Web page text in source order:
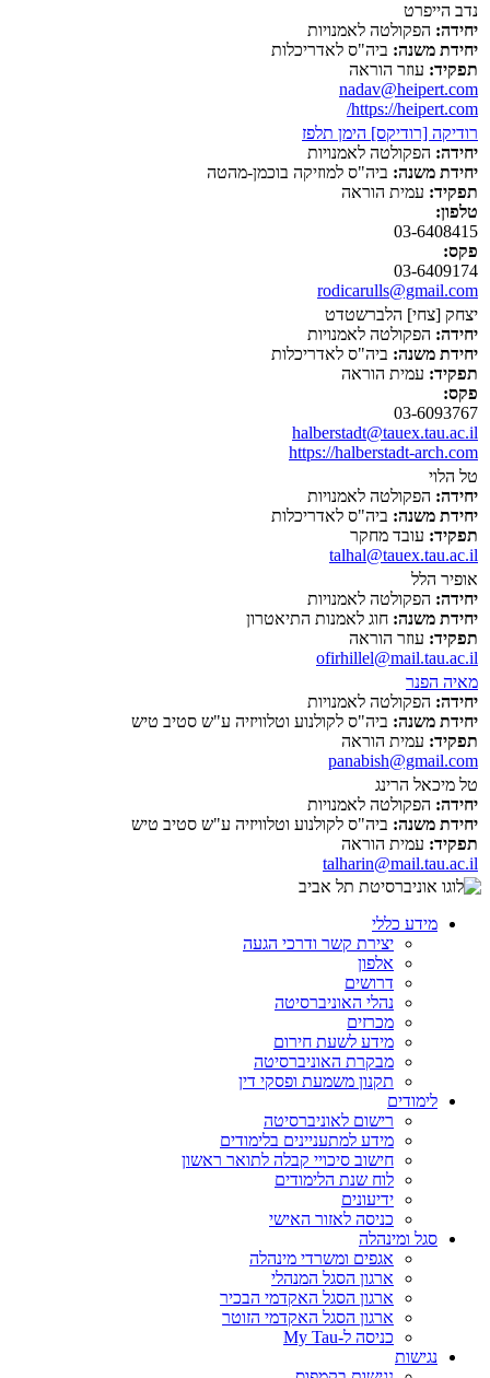
נדב הייפרט
יחידה: הפקולטה לאמנויות
יחידת משנה: ביה"ס לאדריכלות
תפקיד: עוזר הוראה
nadav@heipert.com
https://heipert.com/
רודיקה [רודיקס] הימן תלפז
יחידה: הפקולטה לאמנויות
יחידת משנה: ביה"ס למוזיקה בוכמן-מהטה
תפקיד: עמית הוראה
טלפון:
03-6408415
פקס:
03-6409174
rodicarulls@gmail.com
יצחק [צחי] הלברשטדט
יחידה: הפקולטה לאמנויות
יחידת משנה: ביה"ס לאדריכלות
תפקיד: עמית הוראה
פקס:
03-6093767
halberstadt@tauex.tau.ac.il
https://halberstadt-arch.com
טל הלוי
יחידה: הפקולטה לאמנויות
יחידת משנה: ביה"ס לאדריכלות
תפקיד: עובד מחקר
talhal@tauex.tau.ac.il
אופיר הלל
יחידה: הפקולטה לאמנויות
יחידת משנה: חוג לאמנות התיאטרון
תפקיד: עוזר הוראה
ofirhillel@mail.tau.ac.il
מאיה הפנר
יחידה: הפקולטה לאמנויות
יחידת משנה: ביה"ס לקולנוע וטלוויזיה ע"ש סטיב טיש
תפקיד: עמית הוראה
panabish@gmail.com
טל מיכאל הרינג
יחידה: הפקולטה לאמנויות
יחידת משנה: ביה"ס לקולנוע וטלוויזיה ע"ש סטיב טיש
תפקיד: עמית הוראה
talharin@mail.tau.ac.il
מידע כללי
יצירת קשר ודרכי הגעה
אלפון
דרושים
נהלי האוניברסיטה
מכרזים
מידע לשעת חירום
מבקרת האוניברסיטה
תקנון משמעת ופסקי דין
לימודים
רישום לאוניברסיטה
מידע למתעניינים בלימודים
חישוב סיכויי קבלה לתואר ראשון
לוח שנת הלימודים
ידיעונים
כניסה לאזור האישי
סגל ומינהלה
אגפים ומשרדי מינהלה
ארגון הסגל המנהלי
ארגון הסגל האקדמי הבכיר
ארגון הסגל האקדמי הזוטר
כניסה ל-My Tau
נגישות